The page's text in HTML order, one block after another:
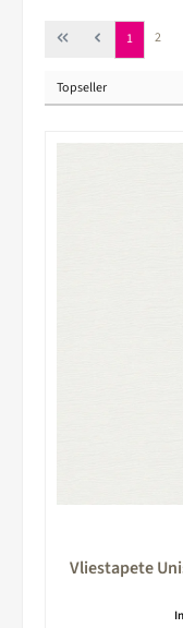
Seite
1 Seite
2
Vliestapete